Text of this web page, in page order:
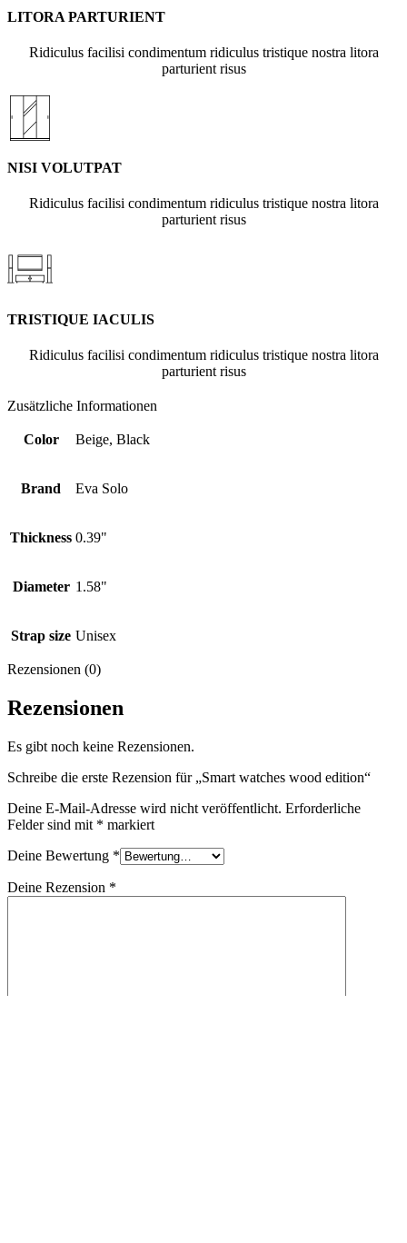
LITORA PARTURIENT
Ridiculus facilisi condimentum ridiculus tristique nostra litora
parturient risus
NISI VOLUTPAT
Ridiculus facilisi condimentum ridiculus tristique nostra litora
parturient risus
TRISTIQUE IACULIS
Ridiculus facilisi condimentum ridiculus tristique nostra litora
parturient risus
Zusätzliche Informationen
Color Beige, Black
Brand Eva Solo
Thickness 0.39"
Diameter 1.58"
Strap size Unisex
Rezensionen (0)
Rezensionen
Es gibt noch keine Rezensionen.
Schreibe die erste Rezension für „Smart watches wood edition“
Deine E-Mail-Adresse wird nicht veröffentlicht. Erforderliche
Felder sind mit * markiert
Deine Bewertung *
Deine Rezension *